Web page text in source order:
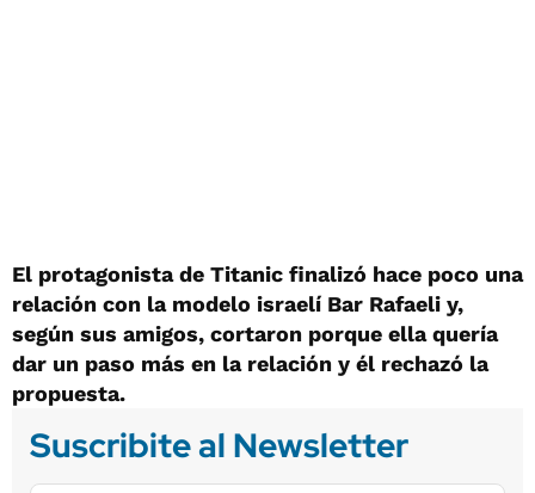
El protagonista de Titanic finalizó hace poco una
relación con la modelo israelí Bar Rafaeli y,
según sus amigos, cortaron porque ella quería
dar un paso más en la relación y él rechazó la
propuesta.
Suscribite al Newsletter